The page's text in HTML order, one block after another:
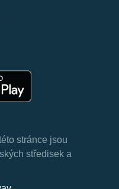
stránce jsou
středisek a